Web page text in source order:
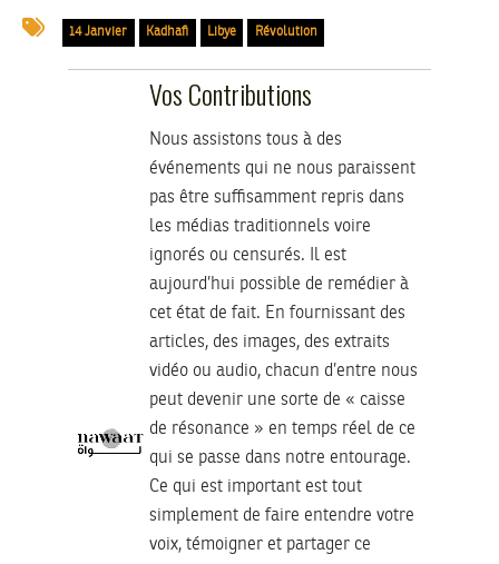
14 Janvier Kadhafi Libye Révolution
Vos Contributions
Nous assistons tous à des
événements qui ne nous paraissent
pas être suffisamment repris dans
les médias traditionnels voire
ignorés ou censurés. Il est
aujourd’hui possible de remédier à
cet état de fait. En fournissant des
articles, des images, des extraits
vidéo ou audio, chacun d’entre nous
peut devenir une sorte de « caisse
de résonance » en temps réel de ce
qui se passe dans notre entourage.
Ce qui est important est tout
simplement de faire entendre votre
voix, témoigner et partager ce